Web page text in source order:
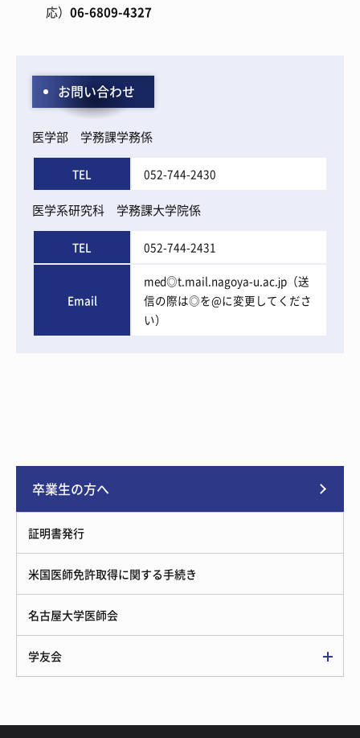
応） 06-6809-4327
お問い合わせ
医学部 学務課学務係
TEL 052-744-2430
医学系研究科 学務課大学院係
TEL 052-744-2431
Email
med◎t.mail.nagoya-u.ac.jp（送
信の際は◎を@に変更してくださ
い）
卒業生の方へ
証明書発行
米国医師免許取得に関する手続き
名古屋大学医師会
学友会